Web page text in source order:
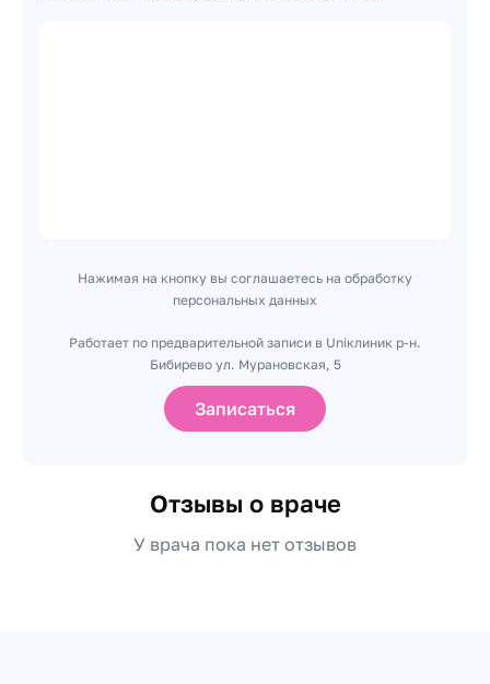
Нажимая на кнопку вы соглашаетесь на обработку
персональных данных
Работает по предварительной записи в Uniклиник р-н.
Бибирево ул. Мурановская, 5
Записаться
Отзывы о враче
У врача пока нет отзывов